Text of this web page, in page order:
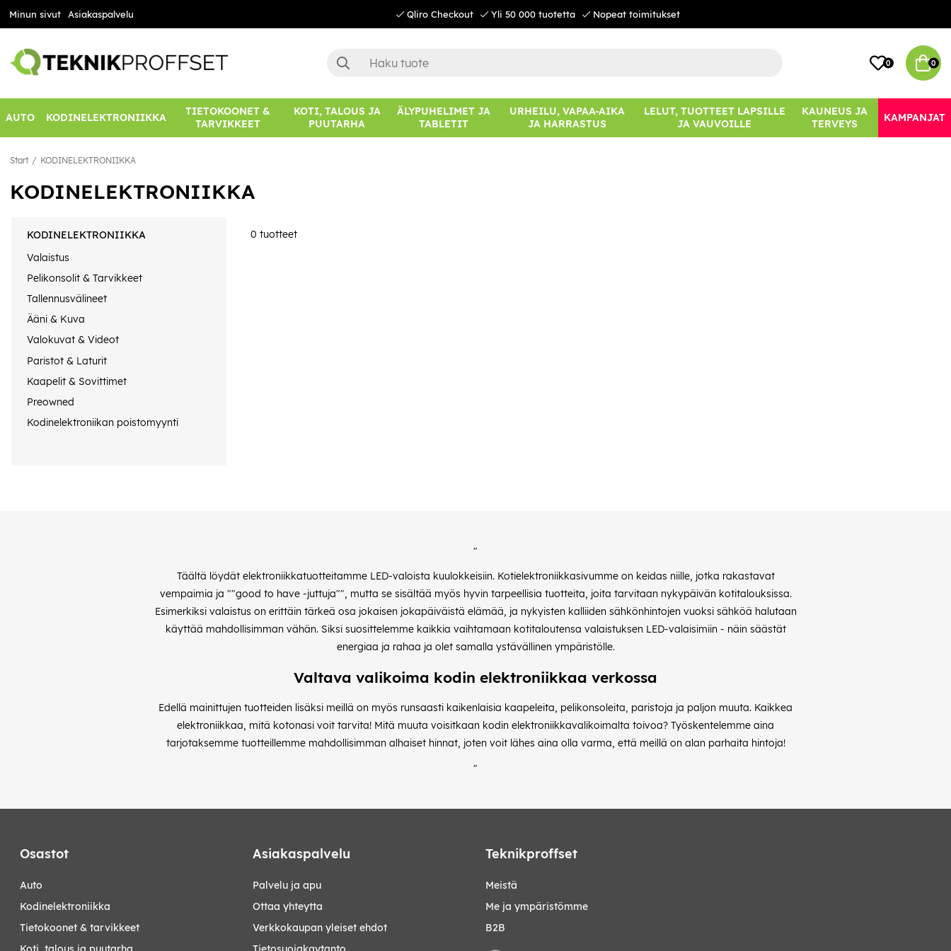
Minun sivut Asiakaspalvelu Qliro Checkout Yli 50 000 tuotetta Nopeat toimitukset
0 0
AUTO KODINELEKTRONIIKKA
TIETOKOONET &
TARVIKKEET
KOTI, TALOUS JA
PUUTARHA
ÄLYPUHELIMET JA
TABLETIT
URHEILU, VAPAA-AIKA
JA HARRASTUS
LELUT, TUOTTEET LAPSILLE
JA VAUVOILLE
KAUNEUS JA
TERVEYS
KAMPANJAT
Start KODINELEKTRONIIKKA
KODINELEKTRONIIKKA
KODINELEKTRONIIKKA
Valaistus
Pelikonsolit & Tarvikkeet
Tallennusvälineet
Ääni & Kuva
Valokuvat & Videot
Paristot & Laturit
Kaapelit & Sovittimet
Preowned
Kodinelektroniikan poistomyynti
0 tuotteet
"
Täältä löydät elektroniikkatuotteitamme LED-valoista kuulokkeisiin. Kotielektroniikkasivumme on keidas niille, jotka rakastavat
vempaimia ja ""good to have -juttuja"", mutta se sisältää myös hyvin tarpeellisia tuotteita, joita tarvitaan nykypäivän kotitalouksissa.
Esimerkiksi valaistus on erittäin tärkeä osa jokaisen jokapäiväistä elämää, ja nykyisten kalliiden sähkönhintojen vuoksi sähköä halutaan
käyttää mahdollisimman vähän. Siksi suosittelemme kaikkia vaihtamaan kotitaloutensa valaistuksen LED-valaisimiin - näin säästät
energiaa ja rahaa ja olet samalla ystävällinen ympäristölle.
Valtava valikoima kodin elektroniikkaa verkossa
Edellä mainittujen tuotteiden lisäksi meillä on myös runsaasti kaikenlaisia kaapeleita, pelikonsoleita, paristoja ja paljon muuta. Kaikkea
elektroniikkaa, mitä kotonasi voit tarvita! Mitä muuta voisitkaan kodin elektroniikkavalikoimalta toivoa? Työskentelemme aina
tarjotaksemme tuotteillemme mahdollisimman alhaiset hinnat, joten voit lähes aina olla varma, että meillä on alan parhaita hintoja!
"
Osastot
auto
kodinelektroniikka
tietokoonet & tarvikkeet
Asiakaspalvelu
Palvelu ja apu
Ottaa yhteytta
Verkkokaupan yleiset ehdot
Teknikproffset
Meistä
Me ja ympäristömme
B2B